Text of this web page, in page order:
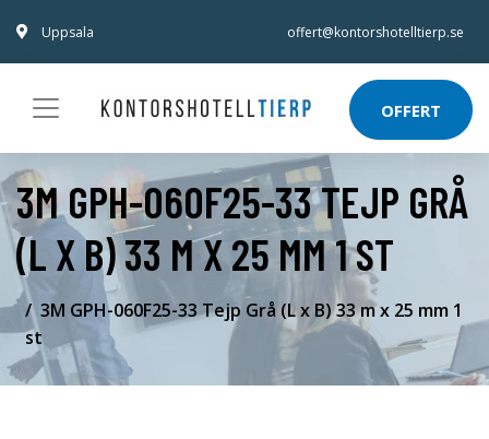
Uppsala offert@kontorshotelltierp.se
OFFERT
3M GPH-060F25-33 TEJP GRÅ
(L X B) 33 M X 25 MM 1 ST
3M GPH-060F25-33 Tejp Grå (L x B) 33 m x 25 mm 1
st